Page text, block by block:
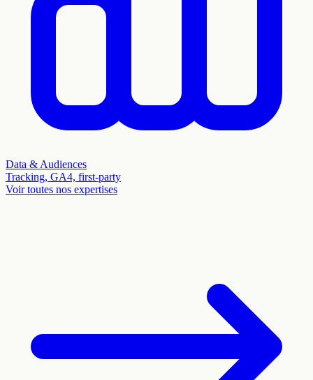
Data & Audiences
Tracking, GA4, first-party
Voir toutes nos expertises